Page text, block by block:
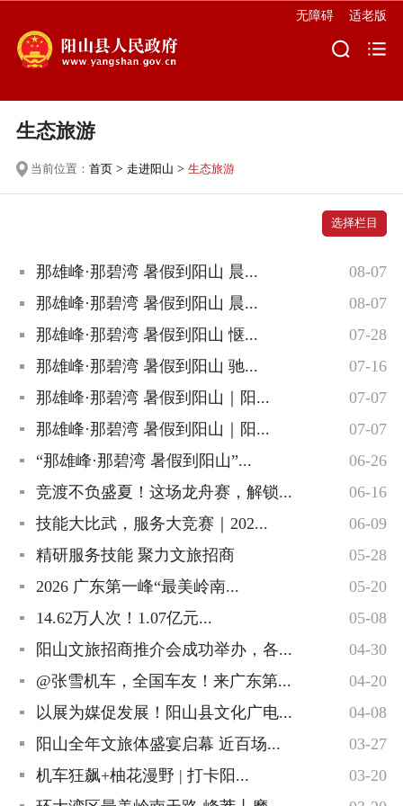
无障碍 适老版
生态旅游
当前位置： 首页> 走进阳山 > 生态旅游
选择栏目
那雄峰·那碧湾 暑假到阳山 晨...
08-07
那雄峰·那碧湾 暑假到阳山 晨...
08-07
那雄峰·那碧湾 暑假到阳山 惬...
07-28
那雄峰·那碧湾 暑假到阳山 驰...
07-16
那雄峰·那碧湾 暑假到阳山｜阳...
07-07
那雄峰·那碧湾 暑假到阳山｜阳...
07-07
“那雄峰·那碧湾 暑假到阳山”...
06-26
竞渡不负盛夏！这场龙舟赛，解锁...
06-16
技能大比武，服务大竞赛｜202...
06-09
精研服务技能 聚力文旅招商
05-28
2026 广东第一峰“最美岭南...
05-20
14.62万人次！1.07亿元...
05-08
阳山文旅招商推介会成功举办，各...
04-30
@张雪机车，全国车友！来广东第...
04-20
以展为媒促发展！阳山县文化广电...
04-08
阳山全年文旅体盛宴启幕 近百场...
03-27
机车狂飙+柚花漫野 | 打卡阳...
03-20